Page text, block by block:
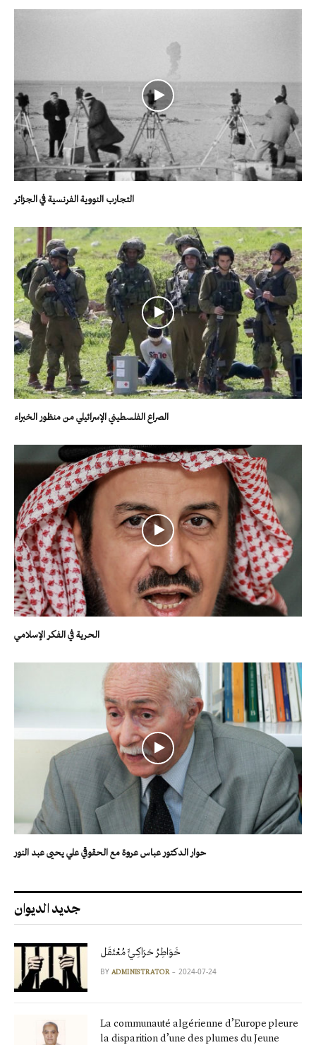
التجارب النووية الفرنسية في الجزائر
الصراع الفلسطيني الإسرائيلي من منظور الخبراء
الحرية في الفكر الإسلامي
حوار الدكتور عباس عروة مع الحقوقي علي يحيى عبد النور
جديد الديوان
خَوَاطِرُ حَرَاكِـيٍّ مُعْتَقَل
BY ADMINISTRATOR 2024-07-24
La communauté algérienne d’Europe pleure
la disparition d’une des plumes du Jeune